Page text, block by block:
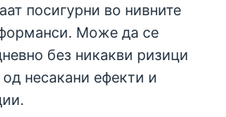
посигурни во нивните
Може да се
без никакви ризици
несакани ефекти и